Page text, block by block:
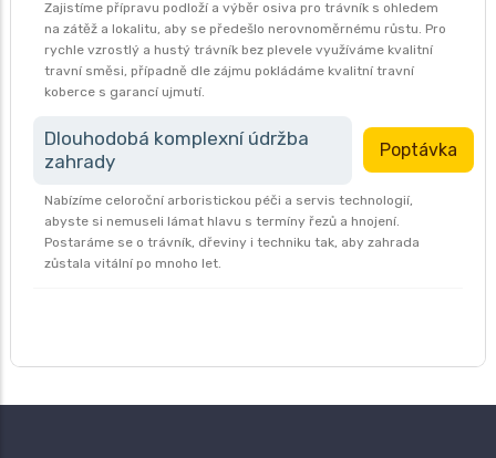
Zajistíme přípravu podloží a výběr osiva pro trávník s ohledem
na zátěž a lokalitu, aby se předešlo nerovnoměrnému růstu. Pro
rychle vzrostlý a hustý trávník bez plevele využíváme kvalitní
travní směsi, případně dle zájmu pokládáme kvalitní travní
koberce s garancí ujmutí.
Dlouhodobá komplexní údržba
zahrady
Poptávka
Nabízíme celoroční arboristickou péči a servis technologií,
abyste si nemuseli lámat hlavu s termíny řezů a hnojení.
Postaráme se o trávník, dřeviny i techniku tak, aby zahrada
zůstala vitální po mnoho let.